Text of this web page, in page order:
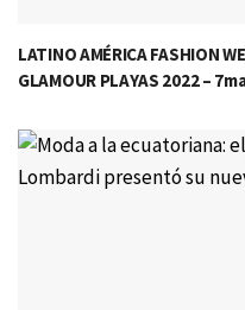
LATINO AMÉRICA FASHION
GLAMOUR PLAYAS 2022 –